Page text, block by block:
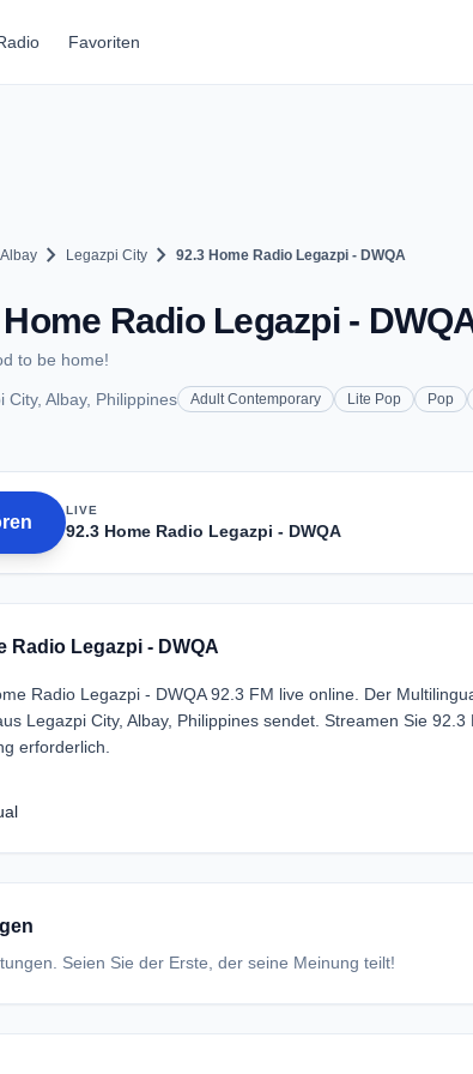
Favoriten
Albay chevron_right Legazpi City chevron_right 92.3 Home Radio Legazpi - DWQA
Radio Legazpi -
to be home!
City, Albay, Philippines Adult Contemporary Lite Pop Pop
LIVE
92.3 Home Radio Legazpi - DWQA
Radio Legazpi - DWQA
Radio Legazpi - DWQA 92.3 FM live online. Der
Legazpi City, Albay, Philippines sendet. Streamen Sie
erforderlich.
Seien Sie der Erste, der seine Meinung teilt!